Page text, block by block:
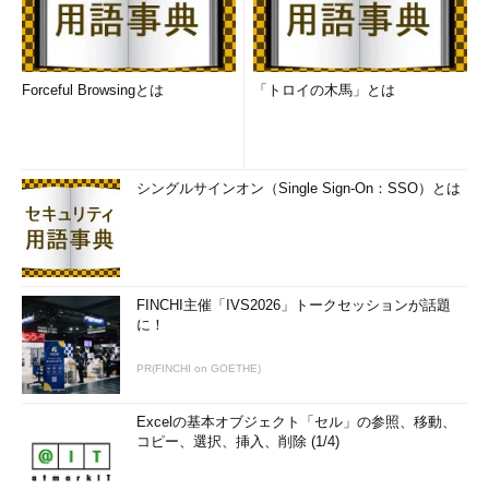
Forceful Browsingとは 「トロイの木馬」とは
シングルサインオン（Single Sign-On：SSO）とは
FINCHI主催「IVS2026」トークセッションが話題
に！
PR(FINCHI on GOETHE)
Excelの基本オブジェクト「セル」の参照、移動、
コピー、選択、挿入、削除 (1/4)